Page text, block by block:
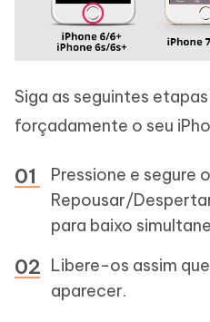
Siga as seguintes
forçadamente o seu
Pressione e segure
Repousar/
para baixo
Libere-os assim
aparecer.